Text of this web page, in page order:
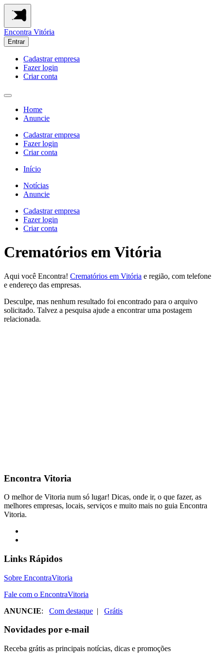
Encontra Vitória
Entrar
Cadastrar empresa
Fazer login
Criar conta
Home
Anuncie
Cadastrar empresa
Fazer login
Criar conta
Início
Notícias
Anuncie
Cadastrar empresa
Fazer login
Criar conta
Crematórios em Vitória
Aqui você Encontra! Crematórios em Vitória e região, com telefone
e endereço das empresas.
Desculpe, mas nenhum resultado foi encontrado para o arquivo
solicitado. Talvez a pesquisa ajude a encontrar uma postagem
relacionada.
Encontra Vitoria
O melhor de Vitoria num só lugar! Dicas, onde ir, o que fazer, as
melhores empresas, locais, serviços e muito mais no guia Encontra
Vitoria.
Links Rápidos
Sobre EncontraVitoria
Fale com o EncontraVitoria
ANUNCIE: Com destaque | Grátis
Novidades por e-mail
Receba grátis as principais notícias, dicas e promoções